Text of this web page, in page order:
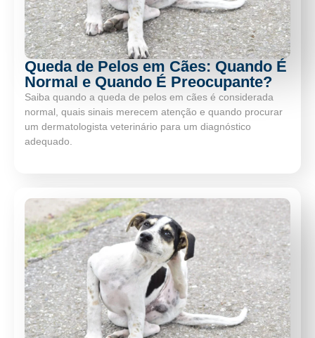
Queda de Pelos em Cães: Quando É
Normal e Quando É Preocupante?
Saiba quando a queda de pelos em cães é considerada
normal, quais sinais merecem atenção e quando procurar
um dermatologista veterinário para um diagnóstico
adequado.